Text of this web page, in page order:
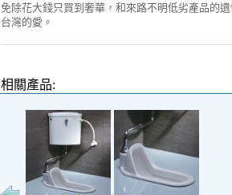
免除花大錢只買到奢華，和來路不明低劣產品的
台灣的愛。
相關產品: